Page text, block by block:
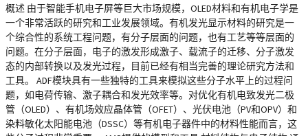
概述 由于智能手机电子屏等巨大市场规模，OLED材料和有机电子学是
一个非常活跃的研究和工业发展领域。有机发光显示材料的研究是一
个综合性的系统工程问题，有分子层面的问题，也有工艺等等层面的
问题。在分子层面，电子的激发形成激子、载流子的迁移、分子激发
态的内部转换以及发光过程，目前已经有相当完善的理论研究方法和
工具。 ADF模块具有一些独特的工具来模拟这些分子水平上的过程问
题，如电荷传输、激子耦合和发光效率等。对优化有机电致发光二极
管（OLED）、有机场效应晶体管（OFET）、光伏电池（PV和OPV）和
染料敏化太阳能电池（DSSC）等有机电子器件中的材料性能而言，这